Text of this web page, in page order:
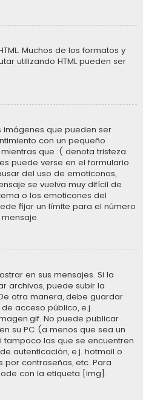
Muchos de los formatos y
utilizando HTML pueden ser
imágenes que pueden ser
con un pequeño
que :( denota tristeza.
puede verse en el formulario
del uso de emoticonos,
se vuelva muy difícil de
o los emoticones del
fijar un límite para el número
en sus mensajes. Si la
archivos, puede subir la
otra manera, debe guardar
acceso público, e.j.
No puede publicar
su PC (a menos que sea un
las que se encuentren
autenticación, e.j. hotmail o
contraseñas, etc. Para
con la etiqueta [img].